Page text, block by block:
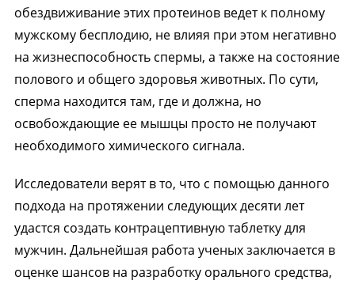
обездвиживание этих протеинов ведет к полному
мужскому бесплодию, не влияя при этом негативно
на жизнеспособность спермы, а также на состояние
полового и общего здоровья животных. По сути,
сперма находится там, где и должна, но
освобождающие ее мышцы просто не получают
необходимого химического сигнала.
Исследователи верят в то, что с помощью данного
подхода на протяжении следующих десяти лет
удастся создать контрацептивную таблетку для
мужчин. Дальнейшая работа ученых заключается в
оценке шансов на разработку орального средства,